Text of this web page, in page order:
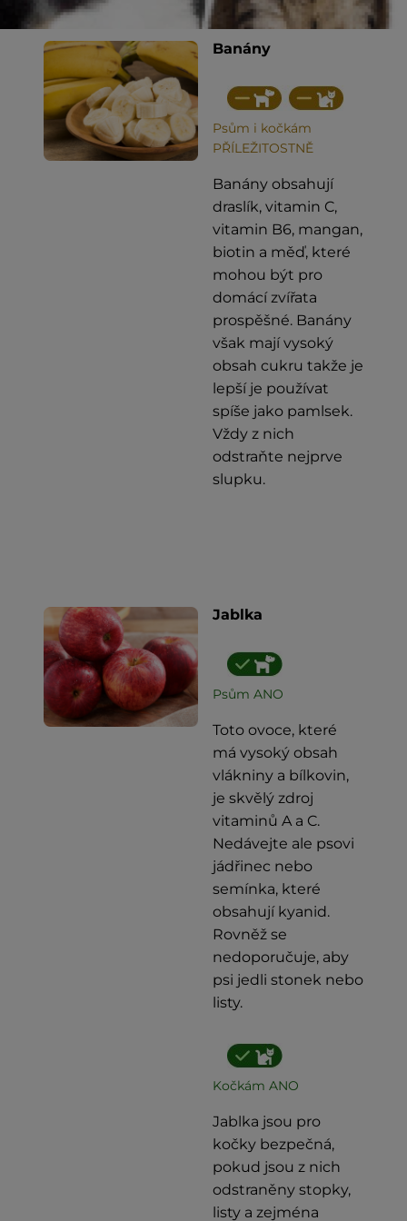
Banány
Psům i kočkám
PŘÍLEŽITOSTNĚ
Banány obsahují
draslík, vitamin C,
vitamin B6, mangan,
biotin a měď, které
mohou být pro
domácí zvířata
prospěšné. Banány
však mají vysoký
obsah cukru takže je
lepší je používat
spíše jako pamlsek.
Vždy z nich
odstraňte nejprve
slupku.
Jablka
Psům ANO
Toto ovoce, které
má vysoký obsah
vlákniny a bílkovin,
je skvělý zdroj
vitaminů A a C.
Nedávejte ale psovi
jádřinec nebo
semínka, které
obsahují kyanid.
Rovněž se
nedoporučuje, aby
psi jedli stonek nebo
listy.
Kočkám ANO
Jablka jsou pro
kočky bezpečná,
pokud jsou z nich
odstraněny stopky,
listy a zejména